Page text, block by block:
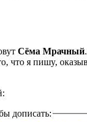
Сёма Мрачный
чтo я пишy,
дописать: